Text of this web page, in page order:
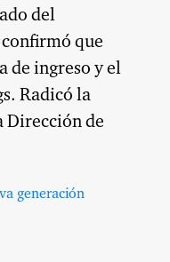
del
que
de ingreso y el
Radicó la
Dirección de